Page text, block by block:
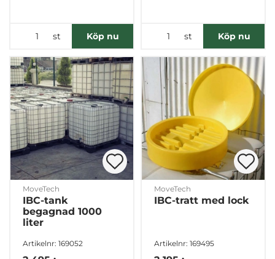
st Köp nu st Köp nu
MoveTech
IBC-tank
begagnad 1000
liter
Artikelnr: 169052
MoveTech
IBC-tratt med lock
Artikelnr: 169495